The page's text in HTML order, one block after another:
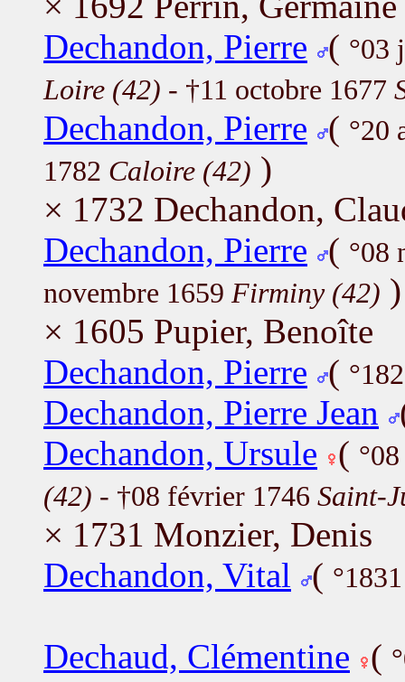
Dechandon, Pierre ( °03
Loire (42) - †11 octobre 1677
Dechandon, Pierre ( °20
1782 Caloire (42) )
× 1732 Dechandon,
Dechandon, Pierre ( °08
novembre 1659 Firminy (42) )
× 1605 Pupier, Benoîte
Dechandon, Pierre (
Dechandon, Pierre Jean
Dechandon, Ursule (
(42) - †08 février 1746 Saint-
× 1731 Monzier, Denis
Dechandon, Vital
(
Dechaud, Clémentine (